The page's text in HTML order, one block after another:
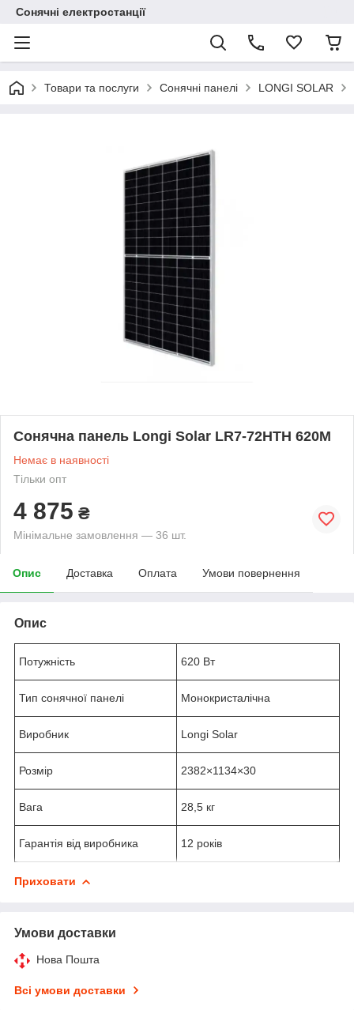
Сонячні електростанції
Товари та послуги Сонячні панелі LONGI SOLAR
Сонячна панель Longi Solar LR7-72HTH 620M
Немає в наявності
Тільки опт
4 875 ₴
Мінімальне замовлення — 36 шт.
Опис Доставка Оплата Умови повернення
Опис
Потужність 620 Вт
Тип сонячної панелі Монокристалічна
Виробник Longi Solar
Розмір 2382×1134×30
Вага 28,5 кг
Гарантія від виробника 12 років
Приховати
Умови доставки
Нова Пошта
Всі умови доставки